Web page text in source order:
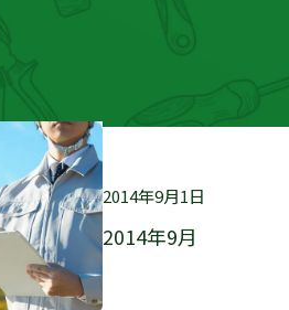
2014年9月1日
2014年9月